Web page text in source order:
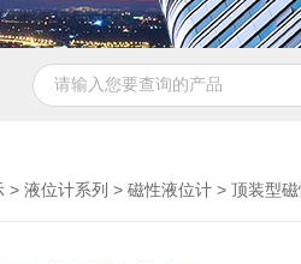
> 液位计系列 > 磁性液位计 > 顶装型